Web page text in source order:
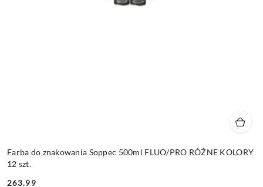
Farba do znakowania Soppec 500ml FLUO/PRO RÓŻNE KOLORY
12 szt.
263.99